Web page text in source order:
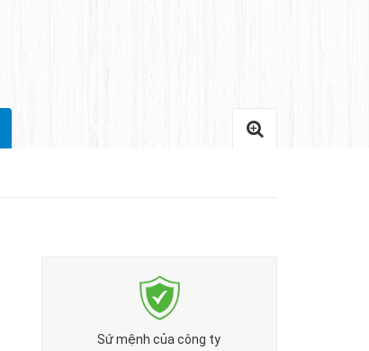
Sứ mệnh của công ty